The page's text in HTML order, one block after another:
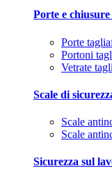
Porte e
Porte
Portoni
Vetrate
Scale di
Scale
Scale
Sicurezza sul